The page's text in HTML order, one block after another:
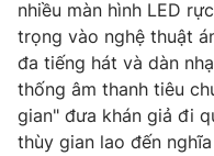
nhiều màn hình LED
trọng vào nghệ thuật
đa tiếng hát và dàn
thống âm thanh tiêu
gian" đưa khán giả đi
thùy gian lao đến